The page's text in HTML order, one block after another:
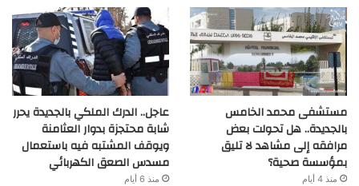
مستشفى محمد الخامس
بالجديدة.. هل تحولت بعض
مرافقه إلى مشاهد لا تليق
بمؤسسة صحية؟
منذ 4 أيام
عاجل.. الدرك الملكي بالجديدة يحرر
شابة محتجزة بدوار العثامنة
ويوقف المشتبه فيه باستعمال
مسدس الصعق الكهربائي
منذ 6 أيام